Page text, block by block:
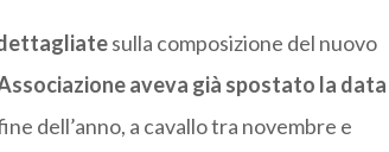
dettagliatesulla composizione del nuovo
aveva già spostato la data
dell’anno, a cavallo tra novembre e